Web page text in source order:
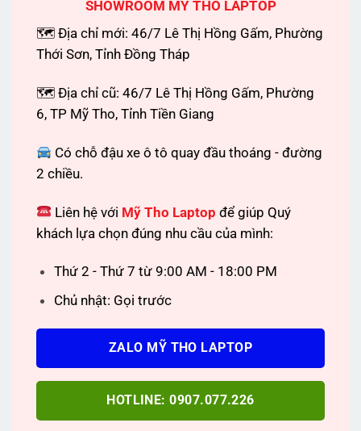
SHOWROOM MỸ THO LAPTOP
🗺 Địa chỉ mới: 46/7 Lê Thị Hồng Gấm, Phường
Thới Sơn, Tỉnh Đồng Tháp
🗺 Địa chỉ cũ: 46/7 Lê Thị Hồng Gấm, Phường
6, TP Mỹ Tho, Tỉnh Tiền Giang
Có chỗ đậu xe ô tô quay đầu thoáng - đường
2 chiều.
Liên hệ với Mỹ Tho Laptop để giúp Quý
khách lựa chọn đúng nhu cầu của mình:
Thứ 2 - Thứ 7 từ 9:00 AM - 18:00 PM
Chủ nhật: Gọi trước
ZALO MỸ THO LAPTOP
HOTLINE: 0907.077.226